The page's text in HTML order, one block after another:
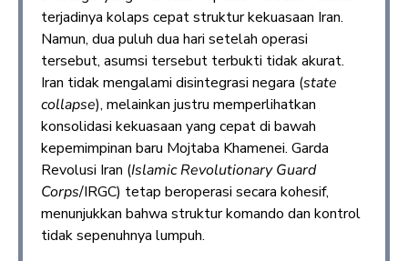
terjadinya kolaps cepat struktur kekuasaan Iran.
Namun, dua puluh dua hari setelah operasi
tersebut, asumsi tersebut terbukti tidak akurat.
Iran tidak mengalami disintegrasi negara (state
collapse), melainkan justru memperlihatkan
konsolidasi kekuasaan yang cepat di bawah
kepemimpinan baru Mojtaba Khamenei. Garda
Revolusi Iran (Islamic Revolutionary Guard
Corps/IRGC) tetap beroperasi secara kohesif,
menunjukkan bahwa struktur komando dan kontrol
tidak sepenuhnya lumpuh.